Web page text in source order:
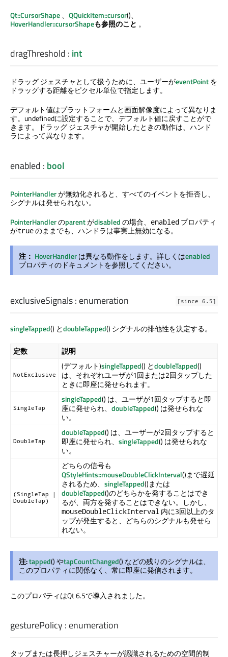
Qt::CursorShape、 QQuickItem::cursor()、
HoverHandler::cursorShapeも参照のこと 。
dragThreshold : int
ドラッグ ジェスチャとして扱うために、ユーザーがeventPointを
ドラッグする距離をピクセル単位で指定します。
デフォルト値はプラットフォームと画面解像度によって異なりま
す。undefinedに設定することで、デフォルト値に戻すことがで
きます。ドラッグ ジェスチャが開始したときの動作は、ハンド
ラによって異なります。
enabled : bool
PointerHandlerが無効化されると、すべてのイベントを拒否し、
シグナルは発せられない。
PointerHandlerのparentがdisabledの場合、 enabled プロパティ
がtrueのままでも、ハンドラは事実上無効になる。
注： HoverHandlerは異なる動作をします。詳しくはenabled
プロパティのドキュメントを参照してください。
exclusiveSignals: enumeration [since 6.5]
singleTapped() とdoubleTapped() シグナルの排他性を決定する。
定数 説明
NotExclusive
(デフォルト)singleTapped() とdoubleTapped()
は、それぞれユーザが1回または2回タップした
ときに即座に発せられます。
SingleTap
singleTapped() は、ユーザが1回タップすると即
座に発せられ、 doubleTapped() は発せられな
い。
DoubleTap
doubleTapped() は、ユーザーが2回タップすると
即座に発せられ、 singleTapped() は発せられな
い。
(SingleTap |
DoubleTap)
どちらの信号も
QStyleHints::mouseDoubleClickInterval()まで遅延
されるため、 singleTapped()または
doubleTapped()のどちらかを発することはでき
るが、両方を発することはできない。しかし、
mouseDoubleClickInterval 内に3回以上のタ
ップが発生すると、どちらのシグナルも発せら
れない。
注:tapped() やtapCountChanged() などの残りのシグナルは、
このプロパティに関係なく、常に即座に発信されます。
このプロパティはQt 6.5で導入されました。
gesturePolicy: enumeration
タップまたは長押しジェスチャーが認識されるための空間的制